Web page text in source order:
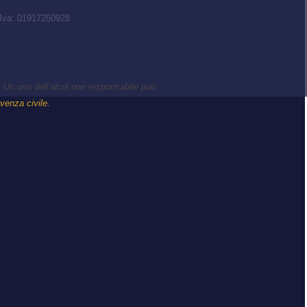
01917250928
uso dell’alcol non responsabile può
civile.